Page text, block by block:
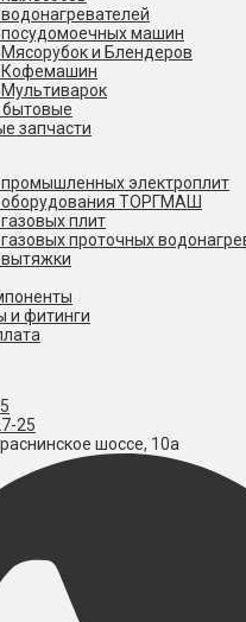
посудомоечных машин
и Блендеров
Кофемашин
запчасти
электроплит
оборудования ТОРГМАШ
плит
проточных
и фитинги
25
шоссе, 10а